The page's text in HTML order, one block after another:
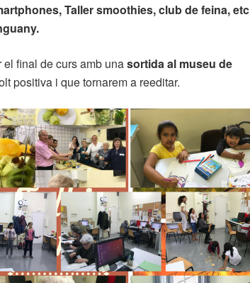
Taller smoothies, club de feina, etc
final de curs amb unasortida al museu de
positiva i que tornarem a reeditar.